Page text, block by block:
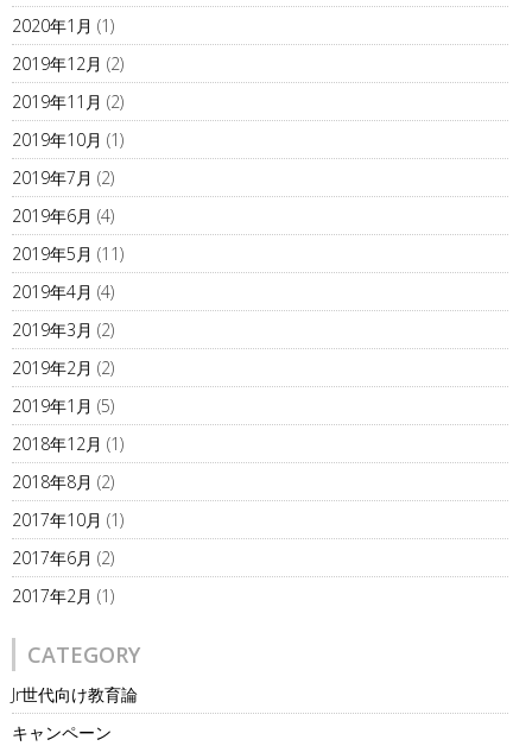
2020年1月 (1)
2019年12月 (2)
2019年11月 (2)
2019年10月 (1)
2019年7月 (2)
2019年6月 (4)
2019年5月 (11)
2019年4月 (4)
2019年3月 (2)
2019年2月 (2)
2019年1月 (5)
2018年12月 (1)
2018年8月 (2)
2017年10月 (1)
2017年6月 (2)
2017年2月 (1)
CATEGORY
Jr世代向け教育論
キャンペーン